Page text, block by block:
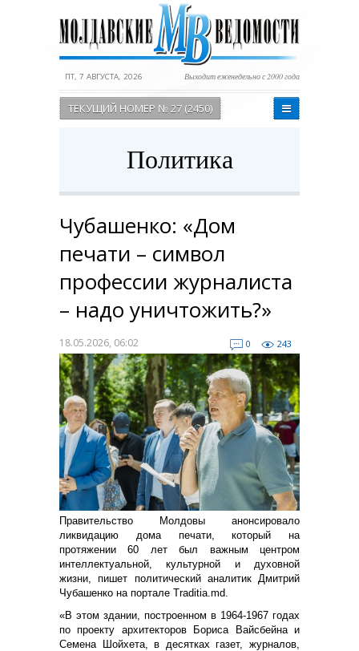
ПТ, 7 АВГУСТА, 2026 Выходит еженедельно с 2000 года
ТЕКУЩИЙ НОМЕР № 27 (2450)
Политика
Чубашенко: «Дом
печати – символ
профессии журналиста
– надо уничтожить?»
18.05.2026, 06:02 0 243
Правительство Молдовы анонсировало
ликвидацию дома печати, который на
протяжении 60 лет был важным центром
интеллектуальной, культурной и духовной
жизни, пишет политический аналитик Дмитрий
Чубашенко на портале Тraditia.md.
«В этом здании, построенном в 1964-1967 годах
по проекту архитекторов Бориса Вайсбейна и
Семена Шойхета, в десятках газет, журналов,